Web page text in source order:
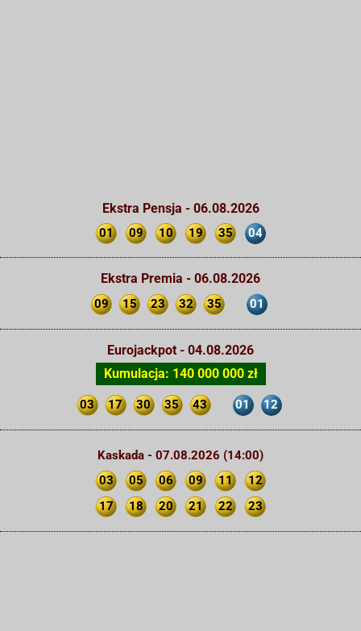
Ekstra Pensja - 06.08.2026
01 09 10 19 35 04
Ekstra Premia - 06.08.2026
09 15 23 32 35 01
Eurojackpot - 04.08.2026
Kumulacja: 140 000 000 zł
03 17 30 35 43 01 12
Kaskada - 07.08.2026 (14:00)
03
05 06 09 11
12
17
18 20 21 22 23